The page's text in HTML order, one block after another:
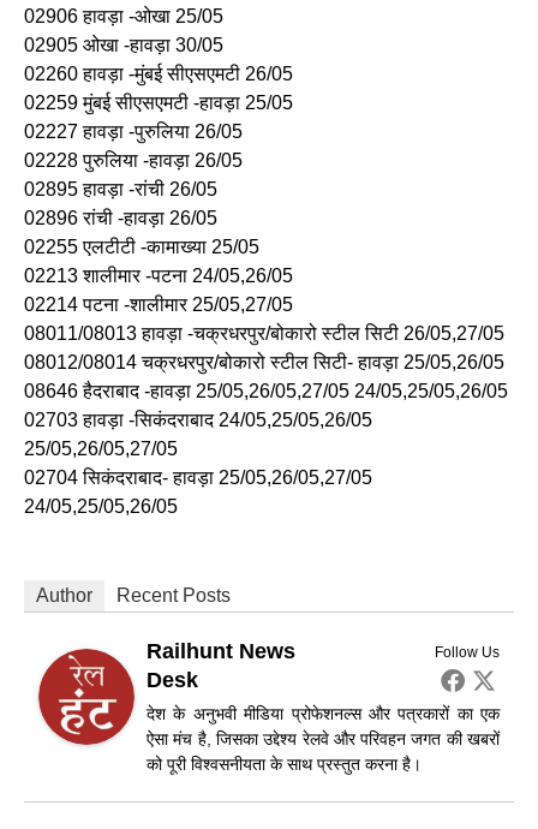
02906 हावड़ा -ओखा 25/05
02905 ओखा -हावड़ा 30/05
02260 हावड़ा -मुंबई सीएसएमटी 26/05
02259 मुंबई सीएसएमटी -हावड़ा 25/05
02227 हावड़ा -पुरुलिया 26/05
02228 पुरुलिया -हावड़ा 26/05
02895 हावड़ा -रांची 26/05
02896 रांची -हावड़ा 26/05
02255 एलटीटी -कामाख्या 25/05
02213 शालीमार -पटना 24/05,26/05
02214 पटना -शालीमार 25/05,27/05
08011/08013 हावड़ा -चक्रधरपुर/बोकारो स्टील सिटी 26/05,27/05
08012/08014 चक्रधरपुर/बोकारो स्टील सिटी- हावड़ा 25/05,26/05
08646 हैदराबाद -हावड़ा 25/05,26/05,27/05 24/05,25/05,26/05
02703 हावड़ा -सिकंदराबाद 24/05,25/05,26/05
25/05,26/05,27/05
02704 सिकंदराबाद- हावड़ा 25/05,26/05,27/05
24/05,25/05,26/05
Author Recent Posts
Follow Us
Railhunt News
Desk
देश के अनुभवी मीडिया प्रोफेशनल्स और पत्रकारों का एक
ऐसा मंच है, जिसका उद्देश्य रेलवे और परिवहन जगत की खबरों
को पूरी विश्वसनीयता के साथ प्रस्तुत करना है।